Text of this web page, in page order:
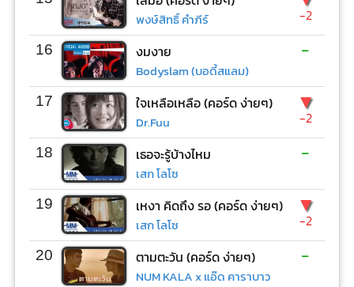
พงษ์สิทธิ์ คำภีร์ -2
16 งมงาย
Bodyslam (บอดี้สแลม)
-
17 ใจเหลือเหลือ (คอร์ด ง่ายๆ)
Dr.Fuu
▼
-2
18 เธอจะรู้บ้างไหม
เสก โลโซ
-
19 เหงา คิดถึง รอ (คอร์ด ง่ายๆ)
เสก โลโซ
▼
-2
20 ตามตะวัน (คอร์ด ง่ายๆ)
NUM KALA x แอ๊ด คาราบาว
-